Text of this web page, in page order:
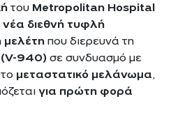
του Metropolitan Hospital
νέα διεθνή τυφλή
μελέτηπου διερευνά τη
V-940)σε συνδυασμό με
μεταστατικό μελάνωμα,
για πρώτη φορά